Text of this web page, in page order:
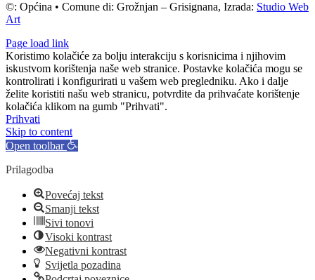
©: Općina • Comune di: Grožnjan – Grisignana, Izrada: Studio Web
Art
Page load link
Koristimo kolačiće za bolju interakciju s korisnicima i njihovim
iskustvom korištenja naše web stranice. Postavke kolačića mogu se
kontrolirati i konfigurirati u vašem web pregledniku. Ako i dalje
želite koristiti našu web stranicu, potvrdite da prihvaćate korištenje
kolačića klikom na gumb "Prihvati".
Prihvati
Skip to content
Open toolbar
Prilagodba
Povećaj tekst
Smanji tekst
Sivi tonovi
Visoki kontrast
Negativni kontrast
Svijetla pozadina